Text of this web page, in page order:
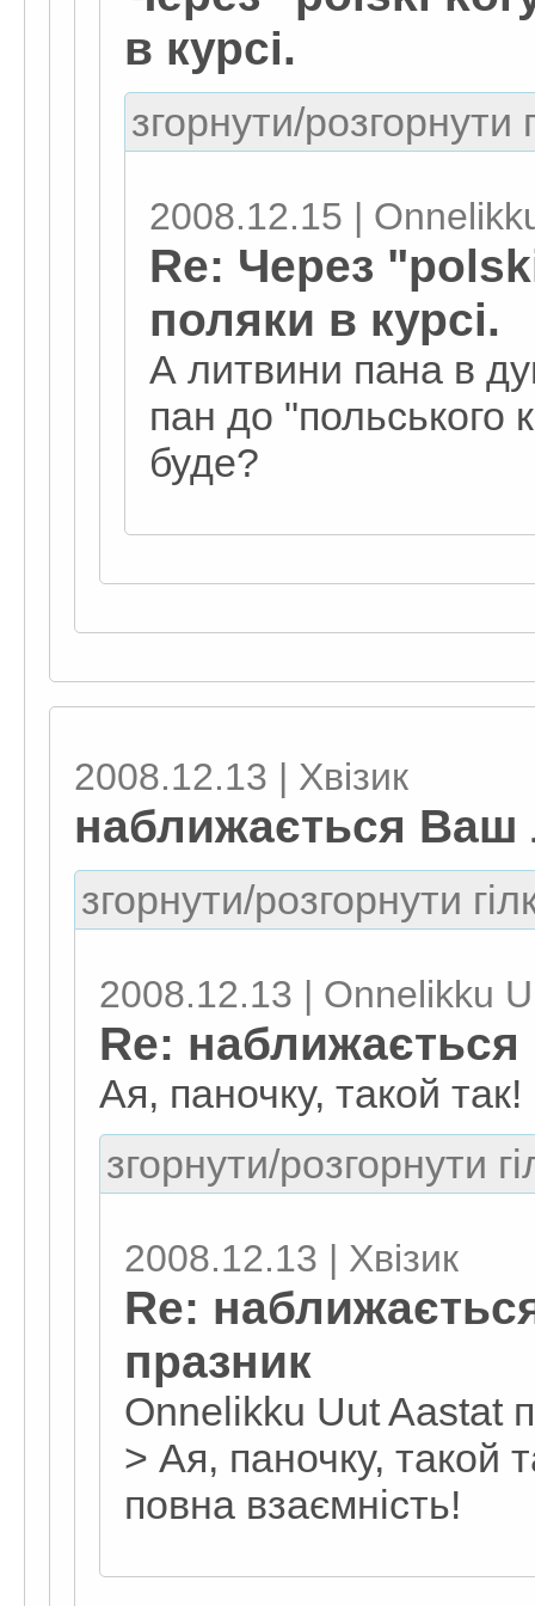
в курсі.
згорнути/розгорнути
2008.12.15 |
Re: Через
поляки в курсі.
А литвини пана в
пан до "польського
буде?
2008.12.13 | Хвізик
наближається
згорнути/розгорнути
2008.12.13 | Onnelikku
Re:
Ая, паночку, такой
згорнути/розгорнути
2008.12.13 | Хвізик
Re:
празник
Onnelikku Uut Aastat
> Ая, паночку, такой
повна взаємність!